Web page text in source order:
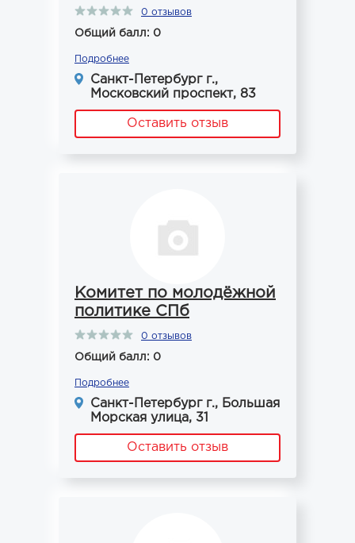
0 отзывов
Общий балл: 0
Подробнее
Санкт-Петербург г.,
Московский проспект, 83
Оставить отзыв
Комитет по молодёжной
политике СПб
0 отзывов
Общий балл: 0
Подробнее
Санкт-Петербург г., Большая
Морская улица, 31
Оставить отзыв